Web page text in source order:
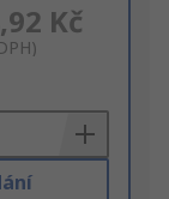
Kč